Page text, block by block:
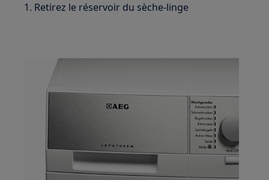
1. Retirez le réservoir du sèche-linge